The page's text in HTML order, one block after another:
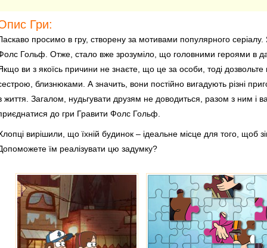
Гри:
просимо в гру, створену за мотивами популярного серіалу.
Гольф. Отже, стало вже зрозуміло, що головними героями в
ви з якоїсь причини не знаєте, що це за особи, тоді дозвольте
близнюками. А значить, вони постійно вигадують різні
життя. Загалом, нудьгувати друзям не доводиться, разом з ним і
до гри Гравити Фолс Гольф.
вирішили, що їхній будинок – ідеальне місце для того, щоб
їм реалізувати цю задумку?